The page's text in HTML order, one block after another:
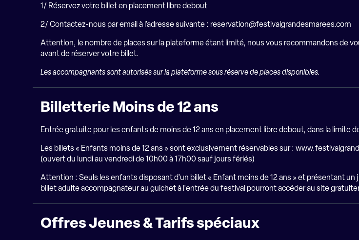
1/ Réservez votre billet en placement libre debout
2/ Contactez-nous par email à l’adresse suivante : reservation@festivalgrandesmarees.com
Attention, le nombre de places sur la plateforme étant limité, nous vous recommandons de
avant de réserver votre billet.
Les accompagnants sont autorisés sur la plateforme sous réserve de places disponibles.
Billetterie Moins de 12 ans
Entrée gratuite pour les enfants de moins de 12 ans en placement libre debout, dans la limite
Les billets « Enfants moins de 12 ans » sont exclusivement réservables sur :
(ouvert du lundi au vendredi de 10h00 à 17h00 sauf jours fériés)
Attention : Seuls les enfants disposant d’un billet « Enfant moins de 12 ans » et présentant
billet adulte accompagnateur au guichet à l'entrée du festival pourront accéder au site
Offres Jeunes & Tarifs spéciaux